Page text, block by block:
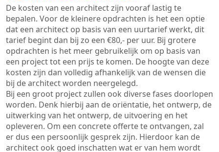
De kosten van een architect zijn vooraf lastig te
bepalen. Voor de kleinere opdrachten is het een optie
dat een architect op basis van een uurtarief werkt, dit
tarief begint dan bij zo een €80,- per uur. Bij grotere
opdrachten is het meer gebruikelijk om op basis van
een project tot een prijs te komen. De hoogte van deze
kosten zijn dan volledig afhankelijk van de wensen die
bij de architect worden neergelegd.
Bij een groot project zullen ook diverse fases doorlopen
worden. Denk hierbij aan de oriëntatie, het ontwerp, de
uitwerking van het ontwerp, de uitvoering en het
opleveren. Om een concrete offerte te ontvangen, zal
er dus een persoonlijk gesprek zijn. Hierdoor kan de
architect ook goed inschatten wat er van hem wordt